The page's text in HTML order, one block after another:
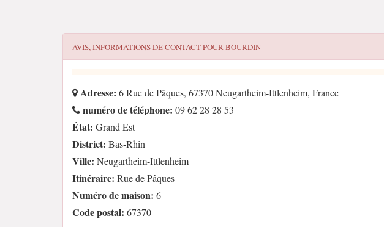
AVIS, INFORMATIONS DE CONTACT POURBOURDIN
Adresse: 6 Rue de Pâques, 67370 Neugartheim-Ittlenheim, France
numéro de téléphone: 09 62 28 28 53
État: Grand Est
District: Bas-Rhin
Ville: Neugartheim-Ittlenheim
Itinéraire: Rue de Pâques
Numéro de maison: 6
Code postal: 67370